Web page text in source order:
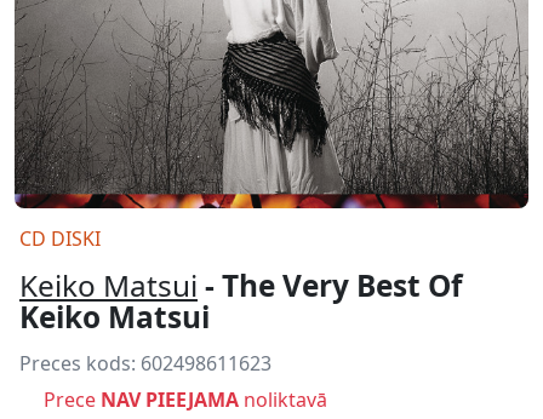
CD DISKI
Keiko Matsui - The Very Best Of
Keiko Matsui
Preces kods: 602498611623
Prece NAV PIEEJAMA noliktavā